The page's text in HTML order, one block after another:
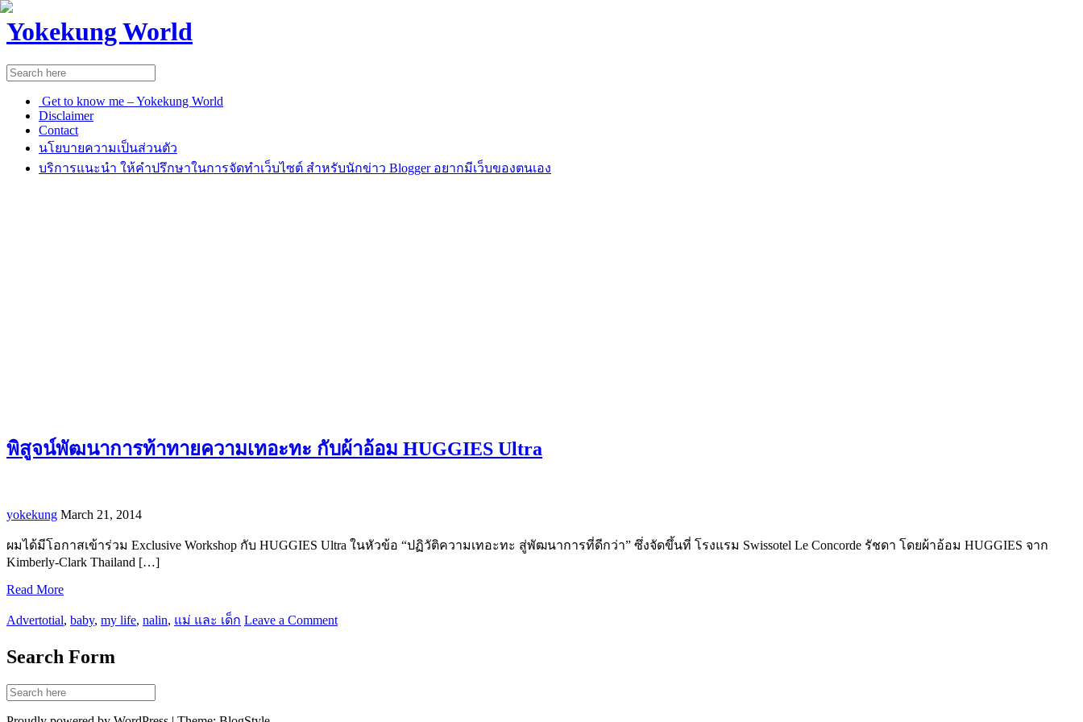
Yokekung World
Get to know me – Yokekung World
Disclaimer
Contact
นโยบายความเป็นส่วนตัว
บริการแนะนำ ให้คำปรึกษาในการจัดทำเว็บไซต์ สำหรับนักข่าว Blogger อยากมีเว็บของตนเอง
พิสูจน์พัฒนาการท้าทายความเทอะทะ กับผ้าอ้อม HUGGIES Ultra
yokekung March 21, 2014
ผมได้มีโอกาสเข้าร่วม Exclusive Workshop กับ HUGGIES Ultra ในหัวข้อ “ปฏิวัติความเทอะทะ สู่พัฒนาการที่ดีกว่า” ซึ่งจัดขึ้นที่ โรงแรม Swissotel Le Concorde รัชดา โดยผ้าอ้อม HUGGIES จาก
Kimberly-Clark Thailand […]
Read More
Advertotial, baby, my life, nalin, แม่ และ เด็ก Leave a Comment
Search Form